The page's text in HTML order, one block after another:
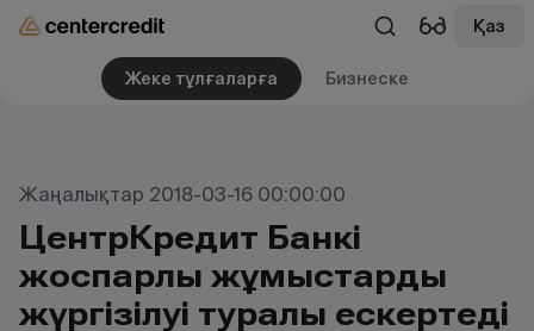
Қаз
Жеке тұлғаларға Бизнеске
Жаңалықтар 2018-03-16 00:00:00
ЦентрКредит Банкі
жоспарлы жұмыстардың
жүргізілуі туралы ескертеді